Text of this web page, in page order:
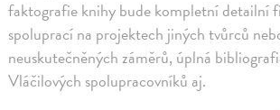
faktografie knihy bude kompletní detailní
spoluprací na projektech jiných tvůrců
neuskutečněných záměrů, úplná
Vláčilových spolupracovníků aj.